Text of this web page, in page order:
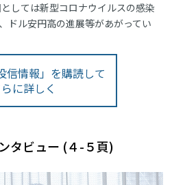
しては新型コロナウイルスの感染
ドル安円高の進展等があがってい
信情報」を購読して
に詳しく
タビュー (４-５頁)